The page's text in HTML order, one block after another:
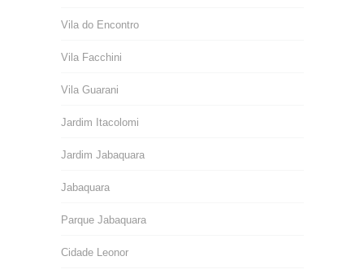
Vila do Encontro
Vila Facchini
Vila Guarani
Jardim Itacolomi
Jardim Jabaquara
Jabaquara
Parque Jabaquara
Cidade Leonor